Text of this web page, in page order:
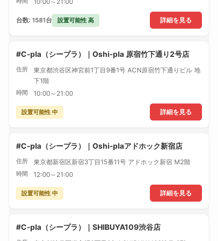
10:00～21:00
詳細を見る
台数: 1581台 設置可能性 高
#C-pla（シープラ）｜Oshi-pla 原宿竹下通り2号店
住所
東京都渋谷区神宮前1丁目9番1号 ACN原宿竹下通りビル 地
下1階
時間 10:00～21:00
詳細を見る
設置可能性 中
#C-pla（シープラ）｜Oshi-plaアドホック新宿店
住所 東京都新宿区新宿3丁目15番11号 アドホック新宿 M2階
時間 12:00～21:00
詳細を見る
設置可能性 中
#C-pla（シープラ）｜SHIBUYA109渋谷店